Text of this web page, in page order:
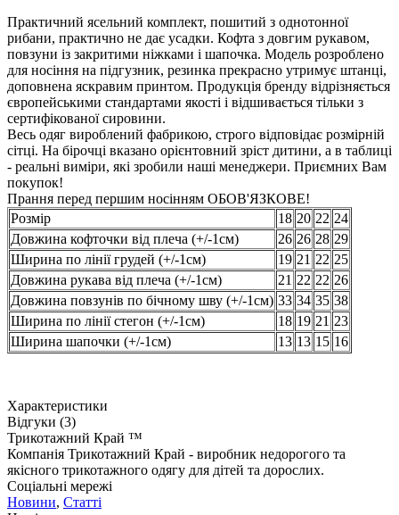
Практичний ясельний комплект, пошитий з однотонної
рибани, практично не дає усадки. Кофта з довгим рукавом,
повзуни із закритими ніжками і шапочка. Модель розроблено
для носіння на підгузник, резинка прекрасно утримує штанці,
доповнена яскравим принтом. Продукція бренду відрізняється
європейськими стандартами якості і відшивається тільки з
сертифікованої сировини.
Весь одяг вироблений фабрикою, строго відповідає розмірній
сітці. На бірочці вказано орієнтовний зріст дитини, а в таблиці
- реальні виміри, які зробили наші менеджери. Приємних Вам
покупок!
Прання перед першим носінням ОБОВ'ЯЗКОВЕ!
Розмір
18 20 22 24
Довжина кофточки від плеча (+/-1см)
26 26 28 29
Ширина по лінії грудей (+/-1см)
19 21 22 25
Довжина рукава від плеча (+/-1см)
21 22 22 26
Довжина повзунів по бічному шву (+/-1см) 33 34 35 38
Ширина по лінії стегон (+/-1см)
18 19 21 23
Ширина шапочки (+/-1см)
13 13 15 16
Характеристики
Відгуки (3)
Трикотажний Край ™
Компанія Трикотажний Край - виробник недорогого та
якісного трикотажного одягу для дітей та дорослих.
Соціальні мережі
Новини, Статті